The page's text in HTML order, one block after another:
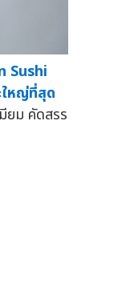
Sushi
หญ่ที่สุด
ยม คัดสรร